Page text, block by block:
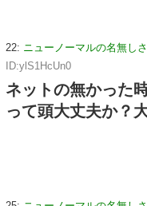
22: ニューノーマルの名無し
ID:ylS1HcUn0
ネットの無かった
って頭大丈夫か？